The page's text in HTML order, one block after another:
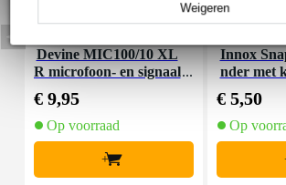
Weigeren
Devine MIC100/10 XL
R microfoon- en signaal
€ 9,95
Op voorraad
+
Innox
nder met
€ 5,50
Op